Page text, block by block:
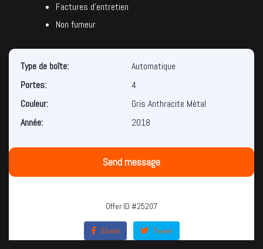
Factures d’entretien
Non fumeur
Type de boîte:
Automatique
Portes:
4
Couleur:
Gris Anthracite Métal
Année:
2018
Send message
Offer ID #25207
Share Tweet